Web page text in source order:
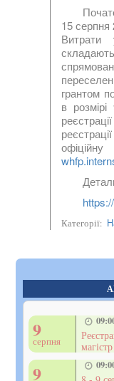
15 серпня
Витрати
грантом
в
Категорії:
9
серпня
9